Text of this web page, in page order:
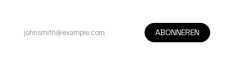
ABONNEREN